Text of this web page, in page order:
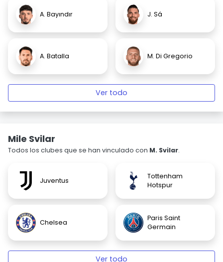
A. Bayındır J. Sá
A. Batalla M. Di Gregorio
Ver todo
Mile Svilar
Todos los clubes que se han vinculado con M. Svilar.
Juventus
Tottenham
Hotspur
Chelsea
Paris Saint
Germain
Ver todo